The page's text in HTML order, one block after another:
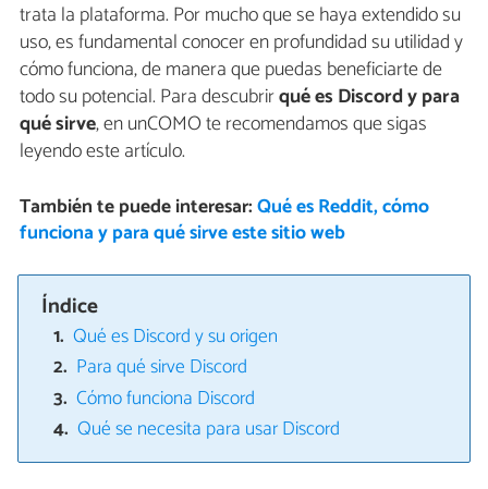
trata la plataforma. Por mucho que se haya extendido su
uso, es fundamental conocer en profundidad su utilidad y
cómo funciona, de manera que puedas beneficiarte de
todo su potencial. Para descubrirqué es Discord y para
qué sirve, en unCOMO te recomendamos que sigas
leyendo este artículo.
También te puede interesar:Qué es Reddit, cómo
funciona y para qué sirve este sitio web
Índice
Qué es Discord y su origen
Para qué sirve Discord
Cómo funciona Discord
Qué se necesita para usar Discord